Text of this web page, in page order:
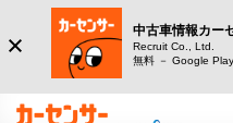
中古車情報カー
Recruit Co., Ltd.
無料 － Google Play